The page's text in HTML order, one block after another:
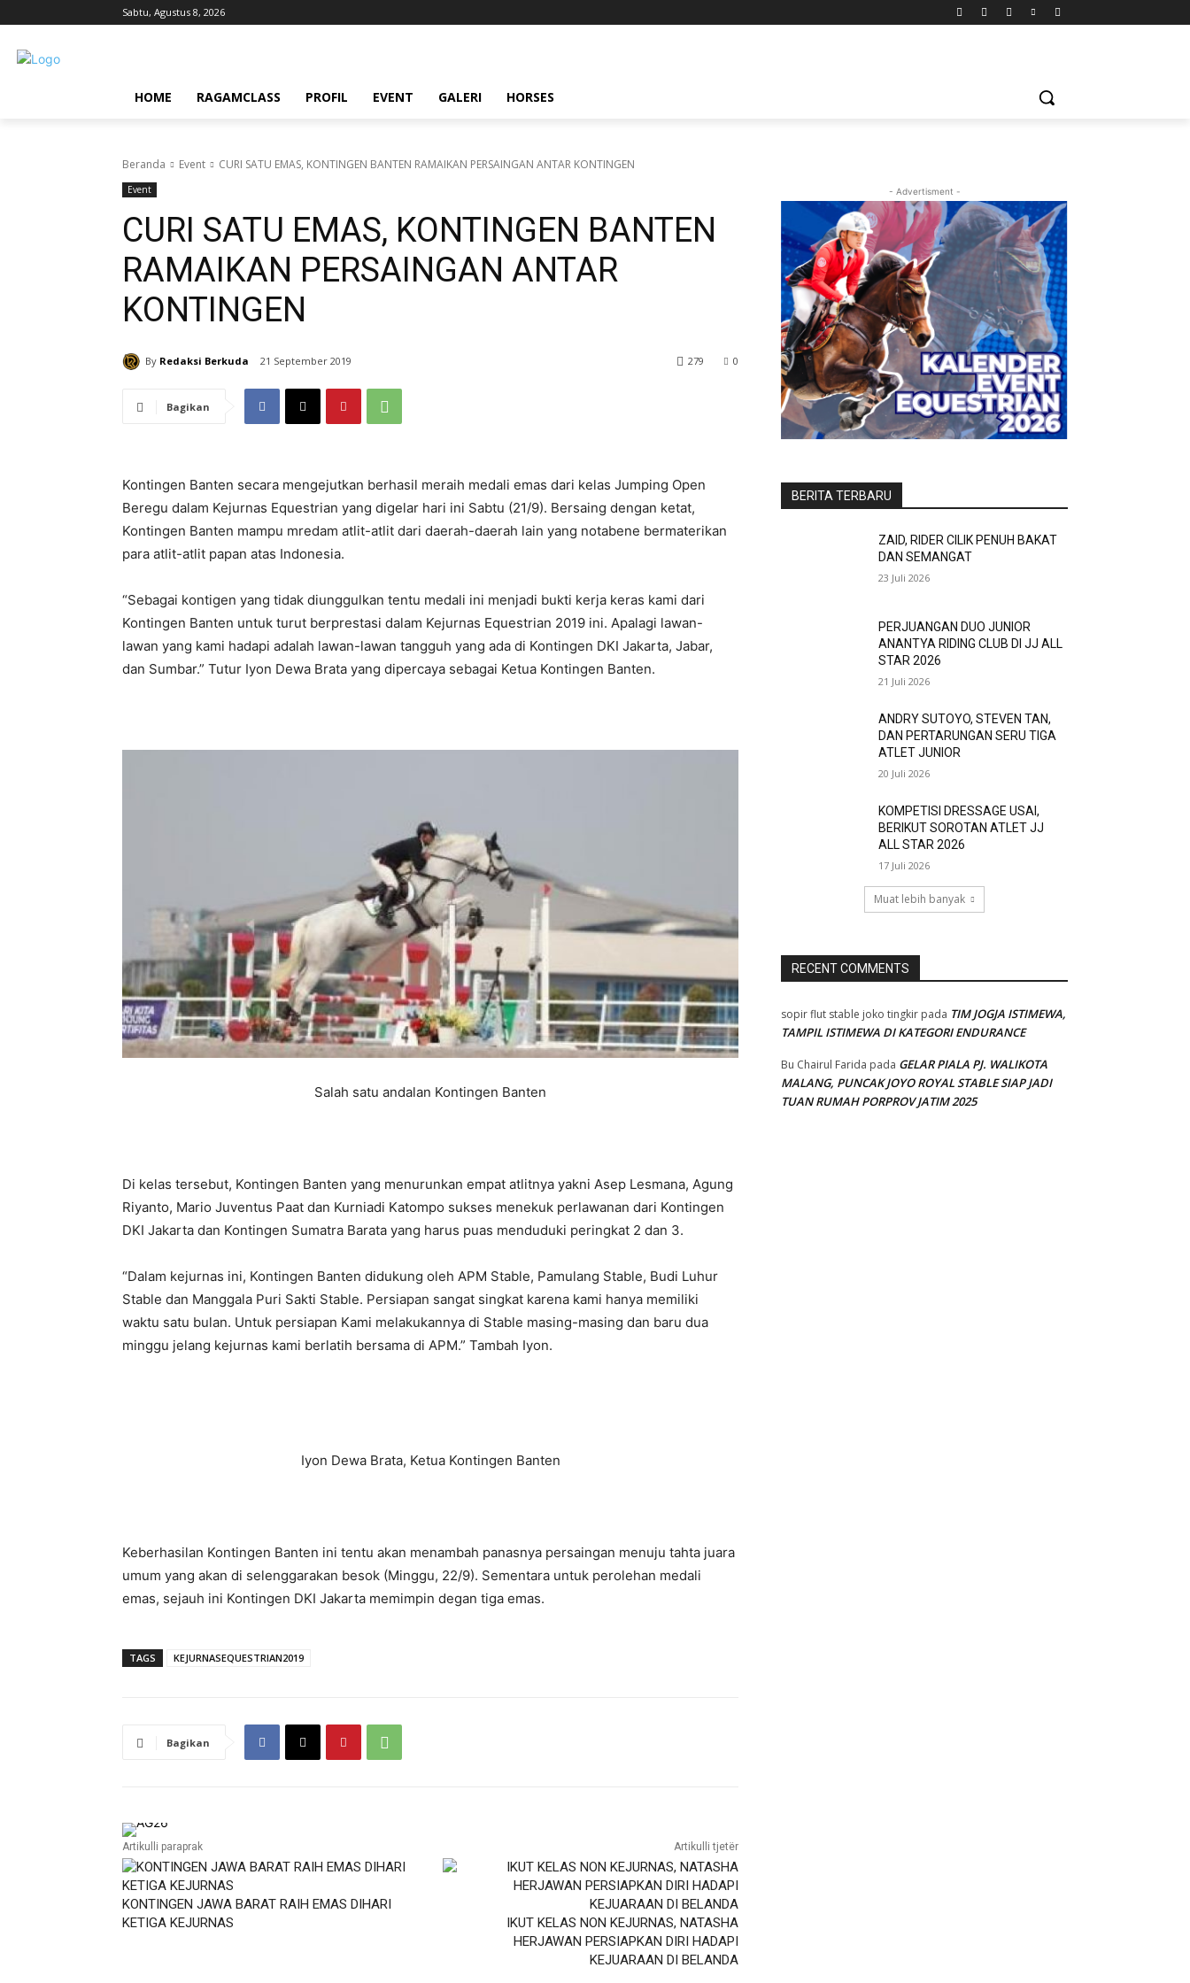
Sabtu, Agustus 8, 2026
HOME RAGAMCLASS PROFIL EVENT GALERI HORSES
Beranda Event CURI SATU EMAS, KONTINGEN BANTEN RAMAIKAN PERSAINGAN ANTAR KONTINGEN
Event
CURI SATU EMAS, KONTINGEN BANTEN
RAMAIKAN PERSAINGAN ANTAR
KONTINGEN
By Redaksi Berkuda 21 September 2019 0
279
Bagikan
Kontingen Banten secara mengejutkan berhasil meraih medali emas dari kelas Jumping Open
Beregu dalam Kejurnas Equestrian yang digelar hari ini Sabtu (21/9). Bersaing dengan ketat,
Kontingen Banten mampu mredam atlit-atlit dari daerah-daerah lain yang notabene bermaterikan
para atlit-atlit papan atas Indonesia.
“Sebagai kontigen yang tidak diunggulkan tentu medali ini menjadi bukti kerja keras kami dari
Kontingen Banten untuk turut berprestasi dalam Kejurnas Equestrian 2019 ini. Apalagi lawan-
lawan yang kami hadapi adalah lawan-lawan tangguh yang ada di Kontingen DKI Jakarta, Jabar,
dan Sumbar.” Tutur Iyon Dewa Brata yang dipercaya sebagai Ketua Kontingen Banten.
Salah satu andalan Kontingen Banten
Di kelas tersebut, Kontingen Banten yang menurunkan empat atlitnya yakni Asep Lesmana, Agung
Riyanto, Mario Juventus Paat dan Kurniadi Katompo sukses menekuk perlawanan dari Kontingen
DKI Jakarta dan Kontingen Sumatra Barata yang harus puas menduduki peringkat 2 dan 3.
“Dalam kejurnas ini, Kontingen Banten didukung oleh APM Stable, Pamulang Stable, Budi Luhur
Stable dan Manggala Puri Sakti Stable. Persiapan sangat singkat karena kami hanya memiliki
waktu satu bulan. Untuk persiapan Kami melakukannya di Stable masing-masing dan baru dua
minggu jelang kejurnas kami berlatih bersama di APM.” Tambah Iyon.
Iyon Dewa Brata, Ketua Kontingen Banten
Keberhasilan Kontingen Banten ini tentu akan menambah panasnya persaingan menuju tahta juara
umum yang akan di selenggarakan besok (Minggu, 22/9). Sementara untuk perolehan medali
emas, sejauh ini Kontingen DKI Jakarta memimpin degan tiga emas.
TAGS KEJURNASEQUESTRIAN2019
Bagikan
Artikulli paraprak
KONTINGEN JAWA BARAT RAIH EMAS DIHARI
KETIGA KEJURNAS
Artikulli tjetër
IKUT KELAS NON KEJURNAS, NATASHA
HERJAWAN PERSIAPKAN DIRI HADAPI
KEJUARAAN DI BELANDA
- Advertisment -
BERITA TERBARU
ZAID, RIDER CILIK PENUH BAKAT
DAN SEMANGAT
23 Juli 2026
PERJUANGAN DUO JUNIOR
ANANTYA RIDING CLUB DI JJ ALL
STAR 2026
21 Juli 2026
ANDRY SUTOYO, STEVEN TAN,
DAN PERTARUNGAN SERU TIGA
ATLET JUNIOR
20 Juli 2026
KOMPETISI DRESSAGE USAI,
BERIKUT SOROTAN ATLET JJ
ALL STAR 2026
17 Juli 2026
Muat lebih banyak
RECENT COMMENTS
sopir flut stable joko tingkir pada TIM JOGJA ISTIMEWA,
TAMPIL ISTIMEWA DI KATEGORI ENDURANCE
Bu Chairul Farida pada GELAR PIALA PJ. WALIKOTA
MALANG, PUNCAK JOYO ROYAL STABLE SIAP JADI
TUAN RUMAH PORPROV JATIM 2025